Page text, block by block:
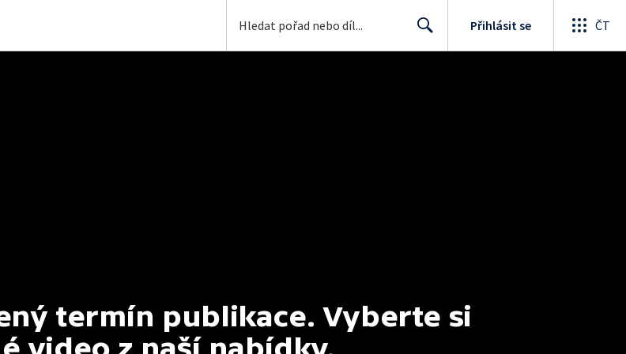
Přihlásit se ČT
termín publikace. Vyberte si